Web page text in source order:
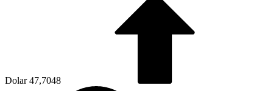
Dolar 47,7048